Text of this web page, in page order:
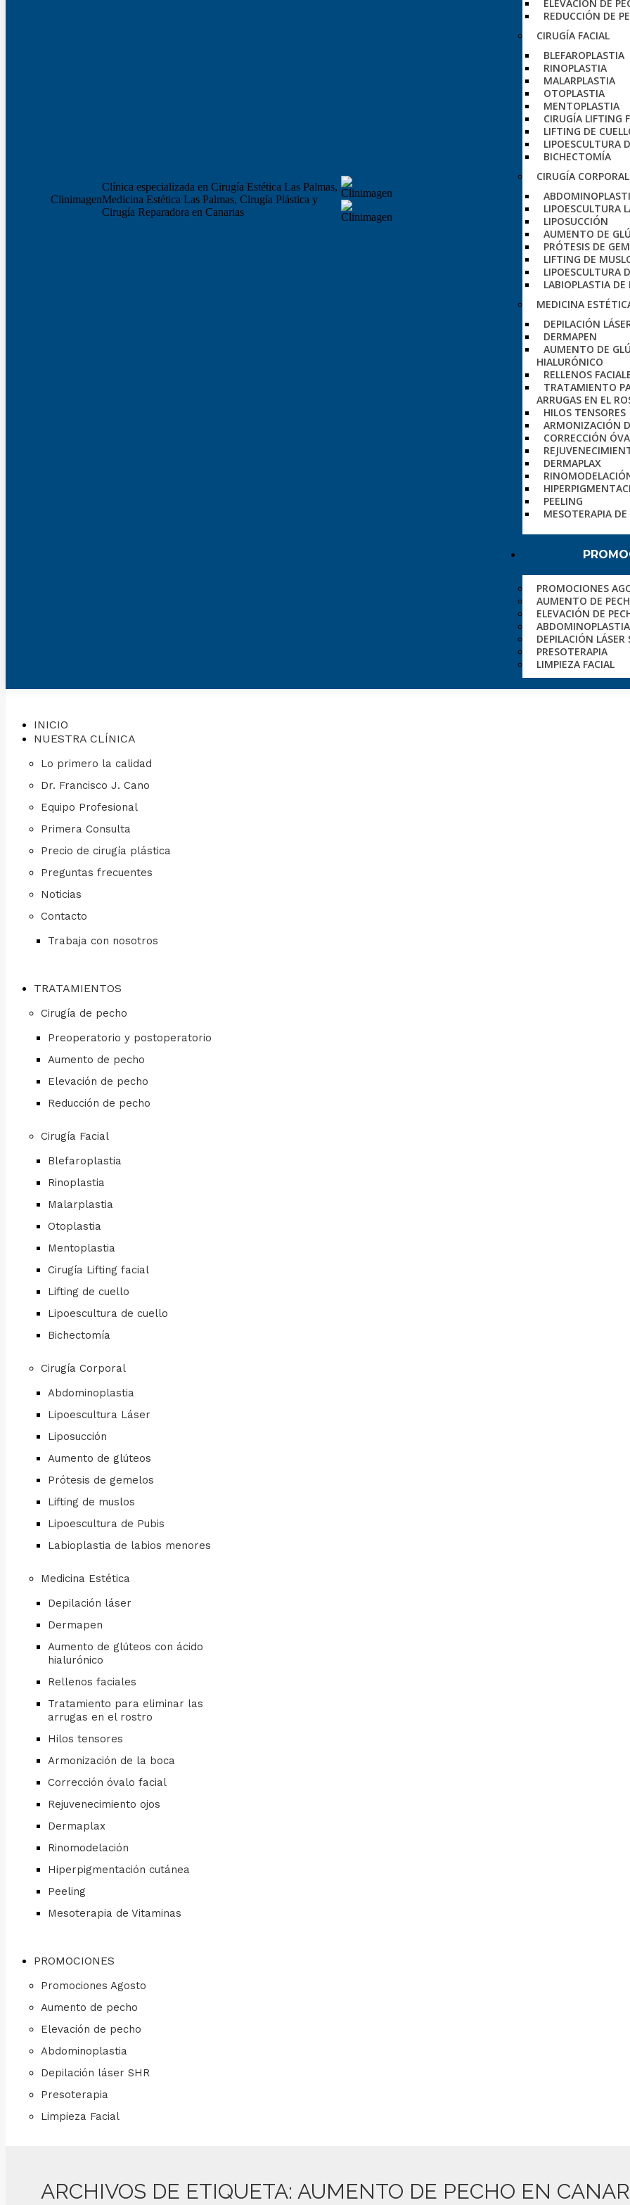
Clinimagen
Clínica especializada en Cirugía Estética Las Palmas,
Medicina Estética Las Palmas, Cirugía Plástica y
Cirugía Reparadora en Canarias
ELEVACIÓN DE
REDUCCIÓN DE
CIRUGÍA FACIAL
BLEFAROPLASTIA
RINOPLASTIA
MALARPLASTIA
OTOPLASTIA
MENTOPLASTIA
CIRUGÍA LIFTING
LIFTING DE
LIPOESCULTURA
BICHECTOMÍA
CIRUGÍA CORPORAL
LIPOESCULTURA
LIPOSUCCIÓN
AUMENTO DE
PRÓTESIS DE
LIFTING DE
LIPOESCULTURA
LABIOPLASTIA
MEDICINA
DEPILACIÓN
DERMAPEN
AUMENTO DE
HIALURÓNICO
RELLENOS
TRATAMIENTO
ARRUGAS EN EL
HILOS TENSORES
ARMONIZACIÓN
CORRECCIÓN
DERMAPLAX
PEELING
MESOTERAPIA
PROMOCIONES
AUMENTO DE
ELEVACIÓN DE
ABDOMINOPLASTIA
DEPILACIÓN LÁSER
PRESOTERAPIA
LIMPIEZA FACIAL
INICIO
NUESTRA CLÍNICA
Lo primero la calidad
Dr. Francisco J. Cano
Equipo Profesional
Primera Consulta
Precio de cirugía plástica
Preguntas frecuentes
Noticias
Contacto
Trabaja con nosotros
TRATAMIENTOS
Cirugía de pecho
Preoperatorio y postoperatorio
Aumento de pecho
Elevación de pecho
Reducción de pecho
Cirugía Facial
Blefaroplastia
Rinoplastia
Malarplastia
Otoplastia
Mentoplastia
Cirugía Lifting facial
Lifting de cuello
Lipoescultura de cuello
Bichectomía
Cirugía Corporal
Abdominoplastia
Lipoescultura Láser
Liposucción
Aumento de glúteos
Prótesis de gemelos
Lifting de muslos
Lipoescultura de Pubis
Labioplastia de labios menores
Medicina Estética
Depilación láser
Dermapen
Aumento de glúteos con ácido
hialurónico
Rellenos faciales
Tratamiento para eliminar las
arrugas en el rostro
Hilos tensores
Armonización de la boca
Corrección óvalo facial
Rejuvenecimiento ojos
Dermaplax
Rinomodelación
Hiperpigmentación cutánea
Peeling
Mesoterapia de Vitaminas
PROMOCIONES
Promociones Agosto
Aumento de pecho
Elevación de pecho
Abdominoplastia
Depilación láser SHR
Presoterapia
Limpieza Facial
ARCHIVOS DE ETIQUETA: AUMENTO DE PECHO EN